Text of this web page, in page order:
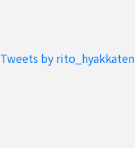
Tweets by rito_hyakkaten